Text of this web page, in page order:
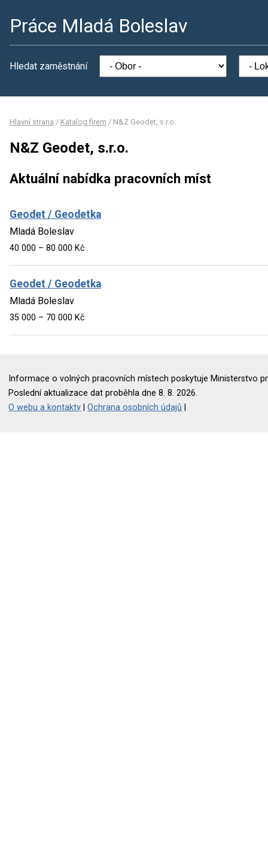
Práce Mladá Boleslav
Hledat zaměstnání
Hlavní strana / Katalog firem / N&Z Geodet, s.r.o.
N&Z Geodet, s.r.o.
Aktuální nabídka pracovních míst
Geodet / Geodetka
Mladá Boleslav
40 000 – 80 000 Kč
Geodet / Geodetka
Mladá Boleslav
35 000 – 70 000 Kč
Informace o volných pracovních místech poskytuje Ministerstvo
Poslední aktualizace dat proběhla dne 8. 8. 2026.
O webu a kontakty |Ochrana osobních údajů